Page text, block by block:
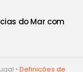
do Mar com
• Definições de